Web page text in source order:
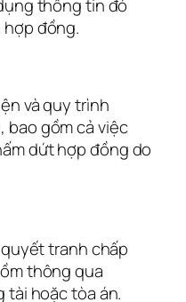
thông tin đó
đồng.
và quy trình
bao gồm cả việc
dứt hợp đồng do
tranh chấp
thông qua
hoặc tòa án.